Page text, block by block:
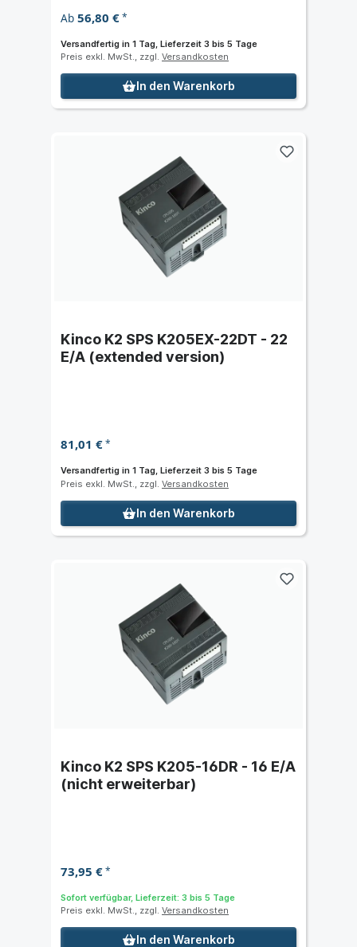
Ab 56,80 €*
Versandfertig in 1 Tag, Lieferzeit 3 bis 5 Tage
Preis exkl. MwSt., zzgl. Versandkosten
In den Warenkorb
Kinco K2 SPS K205EX-22DT - 22
E/A (extended version)
81,01 €*
Versandfertig in 1 Tag, Lieferzeit 3 bis 5 Tage
Preis exkl. MwSt., zzgl. Versandkosten
In den Warenkorb
Kinco K2 SPS K205-16DR - 16 E/A
(nicht erweiterbar)
73,95 €*
Sofort verfügbar, Lieferzeit: 3 bis 5 Tage
Preis exkl. MwSt., zzgl. Versandkosten
In den Warenkorb